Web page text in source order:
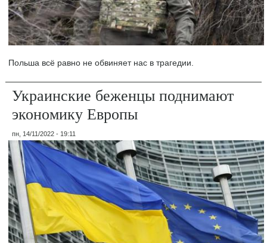
Польша всё равно не обвиняет нас в трагедии.
Украинские беженцы поднимают
экономику Европы
пн, 14/11/2022 - 19:11